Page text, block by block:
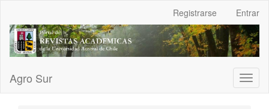
Contenido
principal
Barra
Registrarse Entrar
Agro Sur